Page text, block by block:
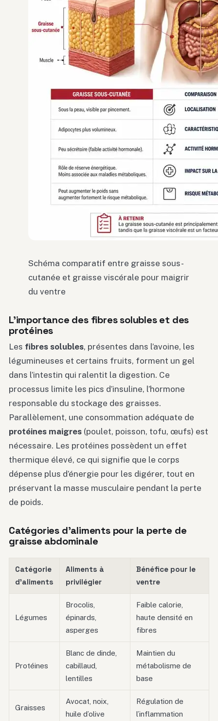
Schéma comparatif entre graisse sous-
cutanée et graisse viscérale pour maigrir
du ventre
L’importance des fibres solubles et des
protéines
Les fibres solubles, présentes dans l’avoine, les
légumineuses et certains fruits, forment un gel
dans l’intestin qui ralentit la digestion. Ce
processus limite les pics d’insuline, l’hormone
responsable du stockage des graisses.
Parallèlement, une consommation adéquate de
protéines maigres (poulet, poisson, tofu, œufs) est
nécessaire. Les protéines possèdent un effet
thermique élevé, ce qui signifie que le corps
dépense plus d’énergie pour les digérer, tout en
préservant la masse musculaire pendant la perte
de poids.
Catégories d’aliments pour la perte de
graisse abdominale
Catégorie
d’aliments
Aliments à
privilégier
Bénéfice pour le
ventre
Légumes
Brocolis,
épinards,
asperges
Faible calorie,
haute densité en
fibres
Protéines
Blanc de dinde,
cabillaud,
lentilles
Maintien du
métabolisme de
base
Graisses
Avocat, noix,
huile d’olive
Régulation de
l’inflammation